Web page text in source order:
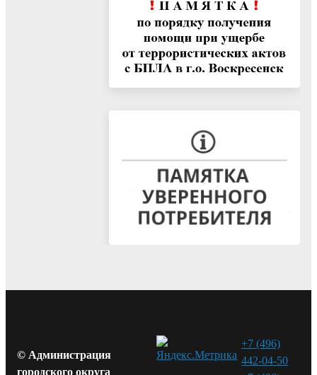
© Администрация
городского округа
+7 (496)
442-04-50